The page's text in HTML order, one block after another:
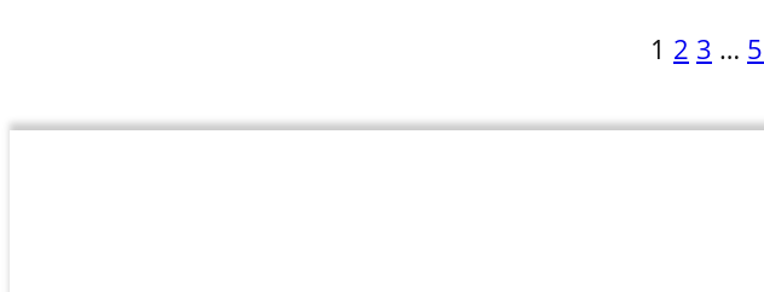
1 2 3 … 5